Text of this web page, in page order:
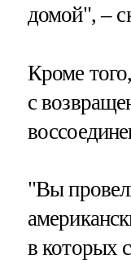
домой", –
Кроме
с
"Вы
в которых